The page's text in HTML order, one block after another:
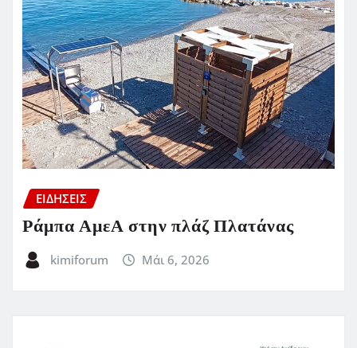
ΕΙΔΗΣΕΙΣ
Ράμπα ΑμεΑ στην πλάζ Πλατάνας
kimiforum Μάι 6, 2026